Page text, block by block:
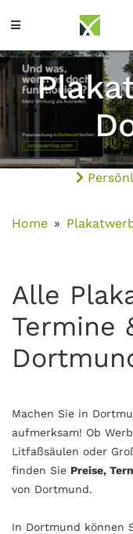
Home
Alle
Termine
Machen Sie in
aufmerksam! Ob
Litfaßsäulen oder
finden Sie Preise,
von Dortmund.
In Dortmund können